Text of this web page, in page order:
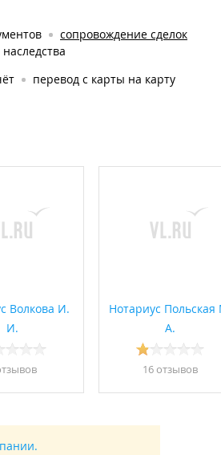
сопровождение сделок
перевод с карты на карту
Волкова И.
И.
Нотариус Польская
А.
16 отзывов